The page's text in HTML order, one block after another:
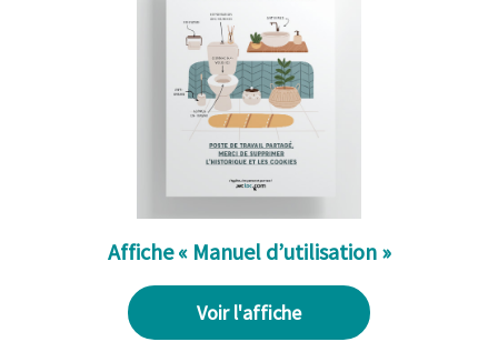
Affiche « Manuel d’utilisation »
Voir l'affiche